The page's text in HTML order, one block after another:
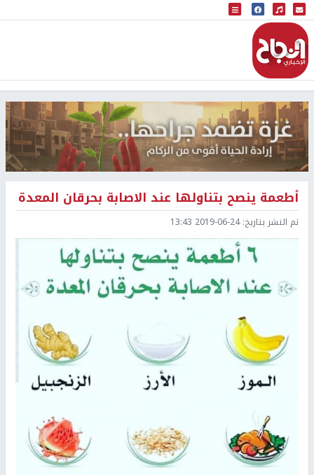
البث المباشر
إذاعة النجاح
أطعمة ينصح بتناولها عند الاصابة بحرقان المعدة
تم النشر بتاريخ:2019-06-24 13:43